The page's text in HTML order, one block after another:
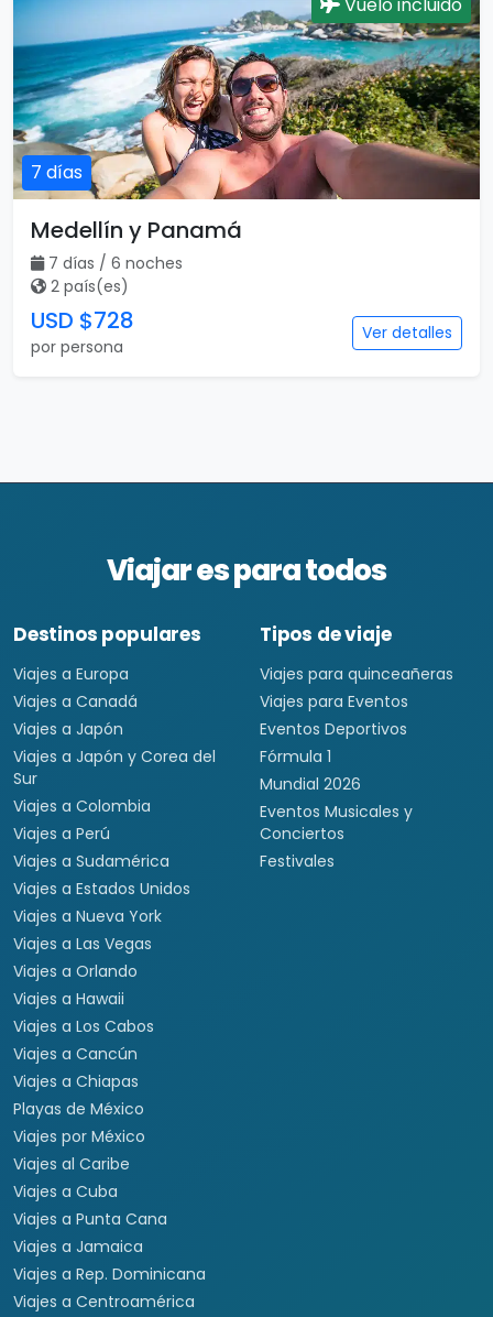
7 días
Medellín y Panamá
7 días / 6 noches
2 país(es)
USD $728
por persona
Ver detalles
Viajar es para todos
Destinos populares
Viajes a Europa
Viajes a Canadá
Viajes a Japón
Viajes a Japón y Corea del
Sur
Viajes a Colombia
Viajes a Perú
Viajes a Sudamérica
Viajes a Estados Unidos
Viajes a Nueva York
Viajes a Las Vegas
Viajes a Orlando
Viajes a Hawaii
Viajes a Los Cabos
Viajes a Cancún
Viajes a Chiapas
Playas de México
Viajes por México
Viajes al Caribe
Viajes a Cuba
Viajes a Punta Cana
Viajes a Jamaica
Viajes a Rep. Dominicana
Viajes a Centroamérica
Tipos de viaje
Viajes para quinceañeras
Viajes para Eventos
Eventos Deportivos
Fórmula 1
Mundial 2026
Eventos Musicales y
Conciertos
Festivales